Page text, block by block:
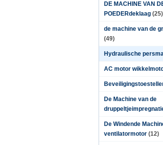
DE MACHINE VAN
POEDERdeklaag (25)
de machine van de
(49)
Hydraulische
AC motor
De Machine van de
De Windende
ventilatormotor (12)